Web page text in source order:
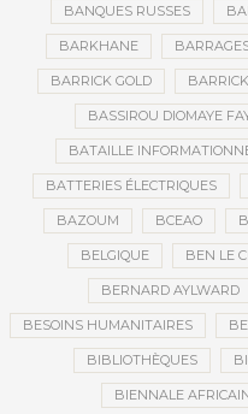
BANQUES RUSSES
BARKHANE
BARRICK GOLD
BASSIROU DIOMAYE
BATAILLE
BATTERIES ÉLECTRIQUES
BAZOUM BCEAO
BELGIQUE BEN LE
BERNARD AYLWARD
BESOINS HUMANITAIRES
BIBLIOTHÈQUES
BIENNALE